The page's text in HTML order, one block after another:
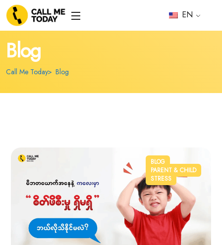
EN
Blog
Call Me Today Blog
BLOG
PARENT & CHILD
STRESS